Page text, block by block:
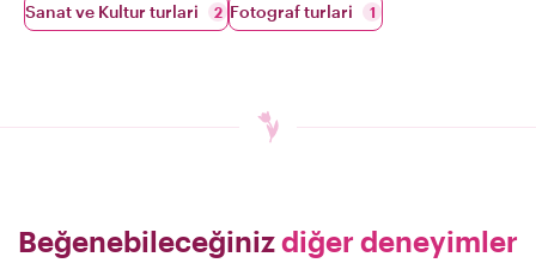
Sanat ve Kultur turlari 2 Fotograf turlari 1
Beğenebileceğinizdiğer deneyimler